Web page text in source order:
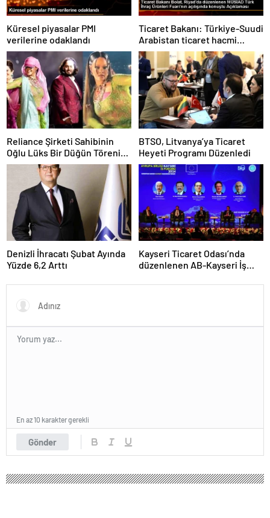
Küresel piyasalar PMI
verilerine odaklandı
Ticaret Bakanı: Türkiye-Suudi
Arabistan ticaret hacmi
artacak
Reliance Şirketi Sahibinin
Oğlu Lüks Bir Düğün Töreni
Düzenledi
BTSO, Litvanya’ya Ticaret
Heyeti Programı Düzenledi
Denizli İhracatı Şubat Ayında
Yüzde 6,2 Arttı
Kayseri Ticaret Odası’nda
düzenlenen AB-Kayseri İş
ve dijitalleşme vurgusu
Gönder
En az 10 karakter gerekli